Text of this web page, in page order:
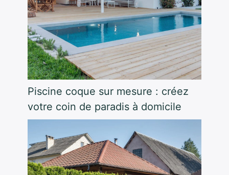
Piscine coque sur mesure : créez
votre coin de paradis à domicile